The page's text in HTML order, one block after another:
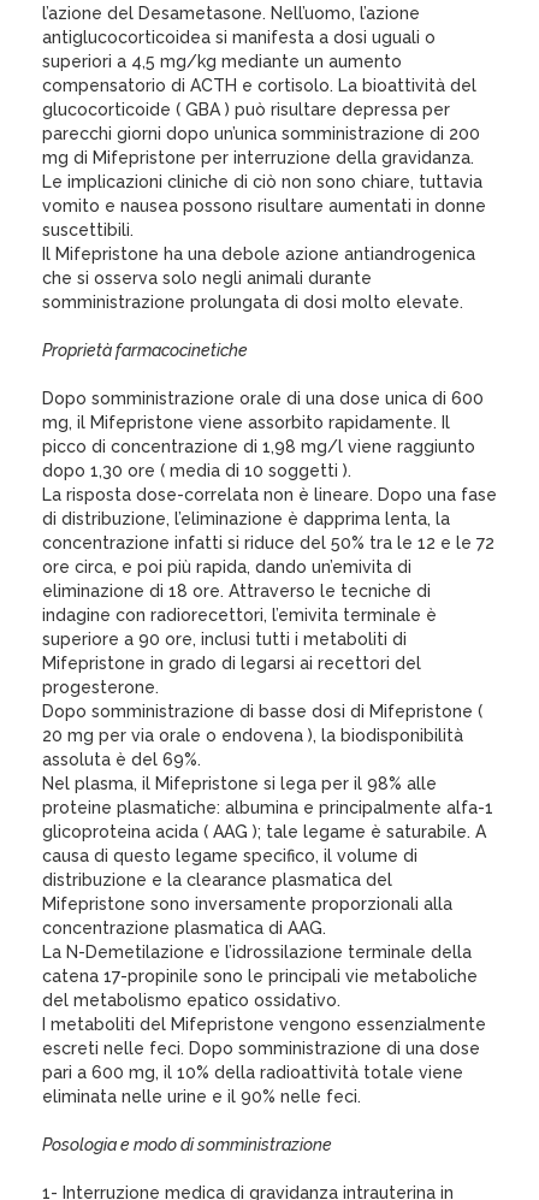
l’azione del Desametasone. Nell’uomo, l’azione
antiglucocorticoidea si manifesta a dosi uguali o
superiori a 4,5 mg/kg mediante un aumento
compensatorio di ACTH e cortisolo. La bioattività del
glucocorticoide ( GBA ) può risultare depressa per
parecchi giorni dopo un’unica somministrazione di 200
mg di Mifepristone per interruzione della gravidanza.
Le implicazioni cliniche di ciò non sono chiare, tuttavia
vomito e nausea possono risultare aumentati in donne
suscettibili.
Il Mifepristone ha una debole azione antiandrogenica
che si osserva solo negli animali durante
somministrazione prolungata di dosi molto elevate.
Proprietà farmacocinetiche
Dopo somministrazione orale di una dose unica di 600
mg, il Mifepristone viene assorbito rapidamente. Il
picco di concentrazione di 1,98 mg/l viene raggiunto
dopo 1,30 ore ( media di 10 soggetti ).
La risposta dose-correlata non è lineare. Dopo una fase
di distribuzione, l’eliminazione è dapprima lenta, la
concentrazione infatti si riduce del 50% tra le 12 e le 72
ore circa, e poi più rapida, dando un’emivita di
eliminazione di 18 ore. Attraverso le tecniche di
indagine con radiorecettori, l’emivita terminale è
superiore a 90 ore, inclusi tutti i metaboliti di
Mifepristone in grado di legarsi ai recettori del
progesterone.
Dopo somministrazione di basse dosi di Mifepristone (
20 mg per via orale o endovena ), la biodisponibilità
assoluta è del 69%.
Nel plasma, il Mifepristone si lega per il 98% alle
proteine plasmatiche: albumina e principalmente alfa-1
glicoproteina acida ( AAG ); tale legame è saturabile. A
causa di questo legame specifico, il volume di
distribuzione e la clearance plasmatica del
Mifepristone sono inversamente proporzionali alla
concentrazione plasmatica di AAG.
La N-Demetilazione e l’idrossilazione terminale della
catena 17-propinile sono le principali vie metaboliche
del metabolismo epatico ossidativo.
I metaboliti del Mifepristone vengono essenzialmente
escreti nelle feci. Dopo somministrazione di una dose
pari a 600 mg, il 10% della radioattività totale viene
eliminata nelle urine e il 90% nelle feci.
Posologia e modo di somministrazione
1- Interruzione medica di gravidanza intrauterina in